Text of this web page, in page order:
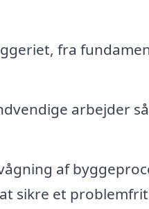
fra
arbejder
af
sikre et